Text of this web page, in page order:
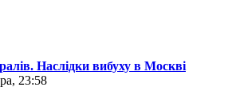
Наслідки вибуху в Москві
23:58